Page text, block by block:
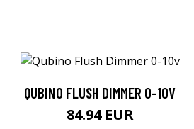
QUBINO FLUSH DIMMER 0-10V
84.94 EUR